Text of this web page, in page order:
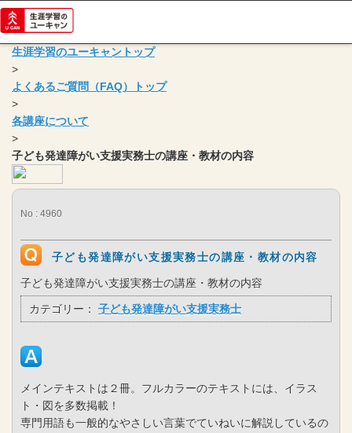
生涯学習のユーキャントップ
>
よくあるご質問（FAQ）トップ
>
各講座について
>
子ども発達障がい支援実務士の講座・教材の内容
No : 4960
子ども発達障がい支援実務士の講座・教材の内容
子ども発達障がい支援実務士の講座・教材の内容
カテゴリー： 子ども発達障がい支援実務士
メインテキストは２冊。フルカラーのテキストには、イラス
ト・図を多数掲載！
専門用語も一般的なやさしい言葉でていねいに解説しているの